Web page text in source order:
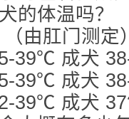
的体温吗？
由肛门测定
39℃ 成犬
39℃ 成犬
39℃ 成犬